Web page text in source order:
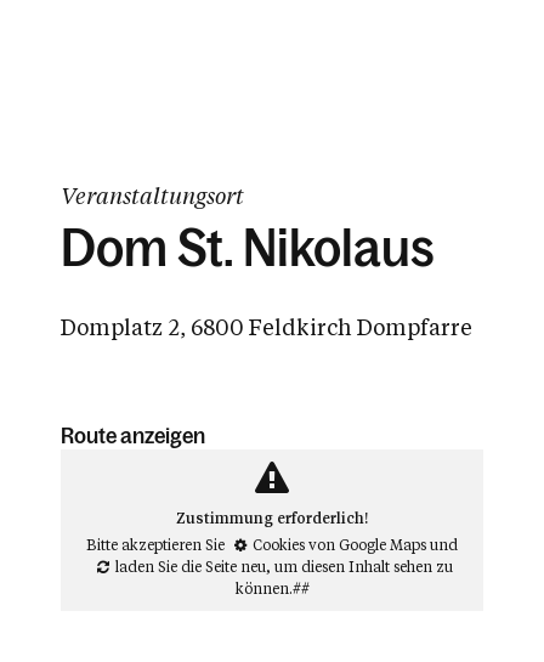
Veranstaltungsort
Dom St. Nikolaus
Domplatz 2, 6800 Feldkirch Dompfarre
Route anzeigen
Zustimmung erforderlich!
Bitte akzeptieren Sie
Cookies von Google Mapsund
laden Sie die Seite neu, um diesen Inhalt sehen zu
können.##